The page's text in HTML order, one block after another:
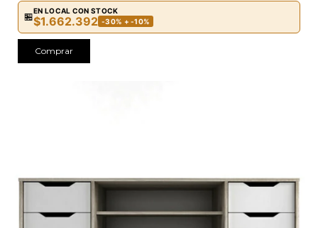
🏪
EN LOCAL CON STOCK
$1.662.392 -30% + -10%
Comprar